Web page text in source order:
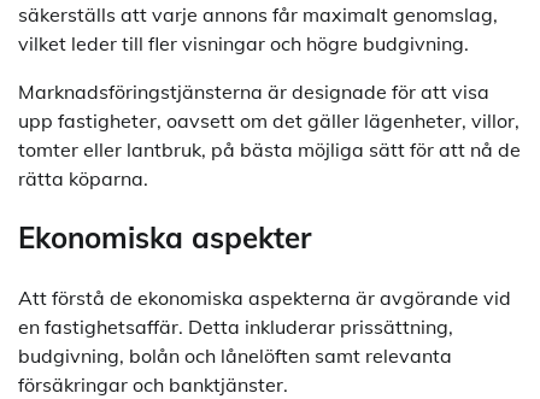
säkerställs att varje annons får maximalt genomslag,
vilket leder till fler visningar och högre budgivning.
Marknadsföringstjänsterna är designade för att visa
upp fastigheter, oavsett om det gäller lägenheter, villor,
tomter eller lantbruk, på bästa möjliga sätt för att nå de
rätta köparna.
Ekonomiska aspekter
Att förstå de ekonomiska aspekterna är avgörande vid
en fastighetsaffär. Detta inkluderar prissättning,
budgivning, bolån och lånelöften samt relevanta
försäkringar och banktjänster.